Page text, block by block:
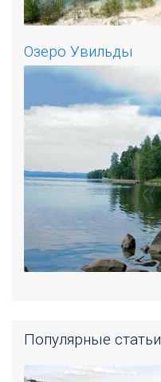
Озеро Увильды
Популярные статьи